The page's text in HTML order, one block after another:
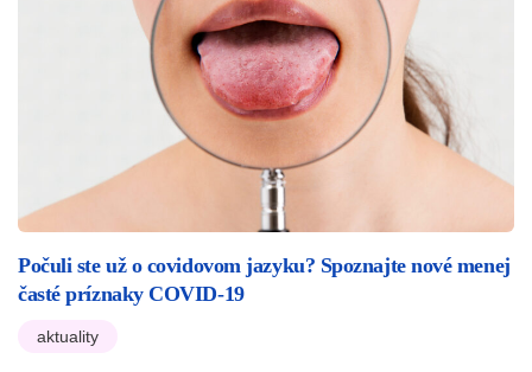
Počuli ste už o covidovom jazyku? Spoznajte nové menej
časté príznaky COVID-19
aktuality